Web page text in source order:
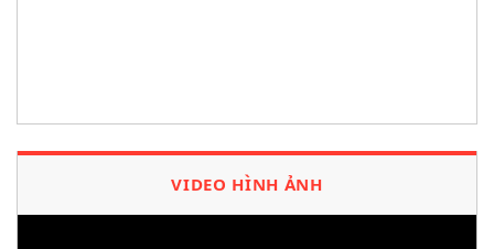
VIDEO HÌNH ẢNH